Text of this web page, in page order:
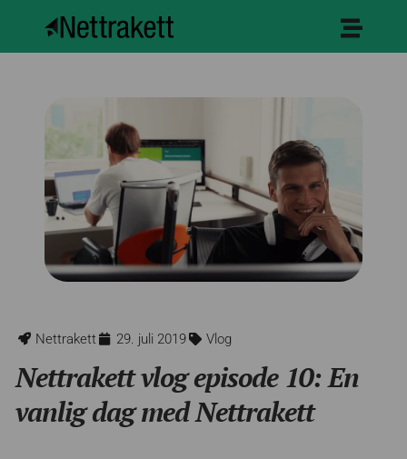
Nettrakett 29. juli 2019 Vlog
Nettrakett vlog episode 10: En
vanlig dag med Nettrakett